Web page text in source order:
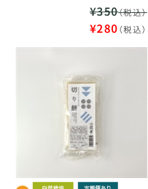
¥350（税込）
¥280 （税込）